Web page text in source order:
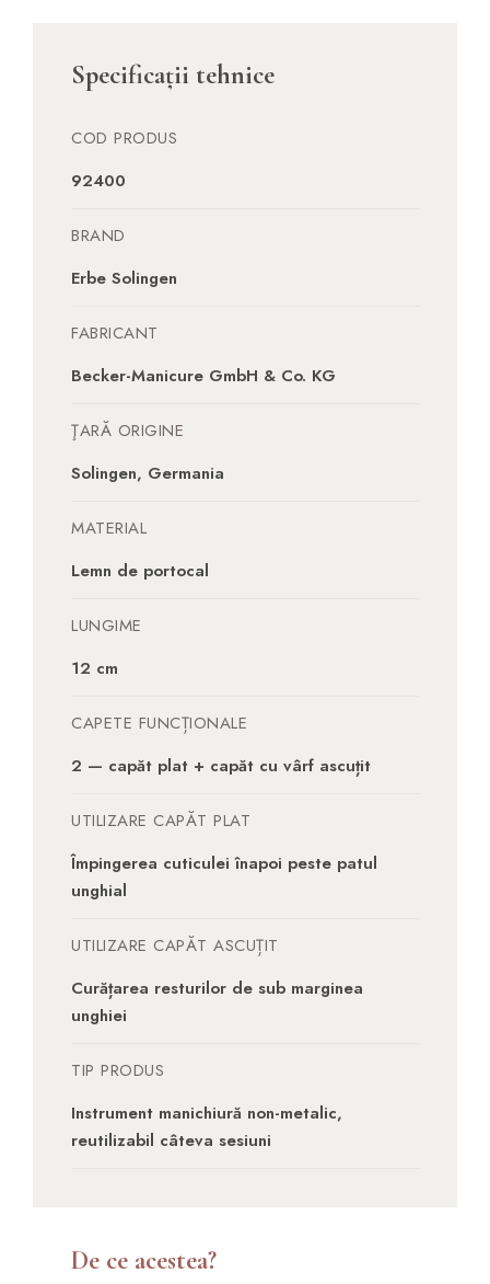
Specificații tehnice
COD PRODUS
92400
BRAND
Erbe Solingen
FABRICANT
Becker-Manicure GmbH & Co. KG
ŢARĂ ORIGINE
Solingen, Germania
MATERIAL
Lemn de portocal
LUNGIME
12 cm
CAPETE FUNCȚIONALE
2 — capăt plat + capăt cu vârf ascuțit
UTILIZARE CAPĂT PLAT
Împingerea cuticulei înapoi peste patul
unghial
UTILIZARE CAPĂT ASCUȚIT
Curățarea resturilor de sub marginea
unghiei
TIP PRODUS
Instrument manichiură non-metalic,
reutilizabil câteva sesiuni
De ce acestea?